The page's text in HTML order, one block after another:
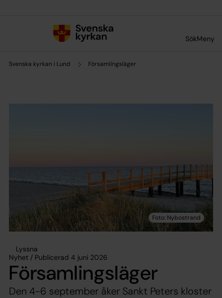
SökMeny
Svenska kyrkan i Lund Församlingsläger
Lyssna
Nyhet / Publicerad 4 juni 2026
Församlingsläger
Den 4-6 september åker Sankt Peters kloster